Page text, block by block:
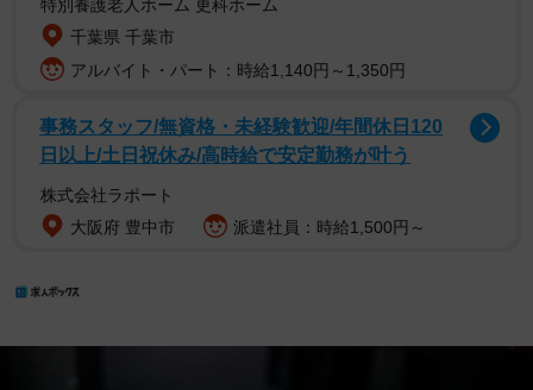
特別養護老人ホーム 更科ホーム
千葉県 千葉市
アルバイト・パート：時給1,140円～1,350円
事務スタッフ/無資格・未経験歓迎/年間休日120
日以上/土日祝休み/高時給で安定勤務が叶う
株式会社ラポート
大阪府 豊中市
派遣社員：時給1,500円～